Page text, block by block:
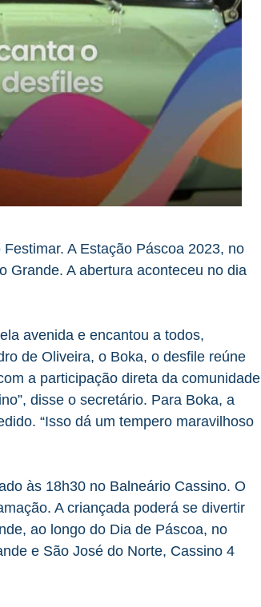
A Estação Páscoa 2023, no
Grande. A abertura aconteceu no dia
avenida e encantou a todos,
de Oliveira, o Boka, o desfile reúne
a participação direta da comunidade
disse o secretário. Para Boka, a
“Isso dá um tempero maravilhoso
às 18h30 no Balneário Cassino. O
A criançada poderá se divertir
ao longo do Dia de Páscoa, no
e São José do Norte, Cassino 4